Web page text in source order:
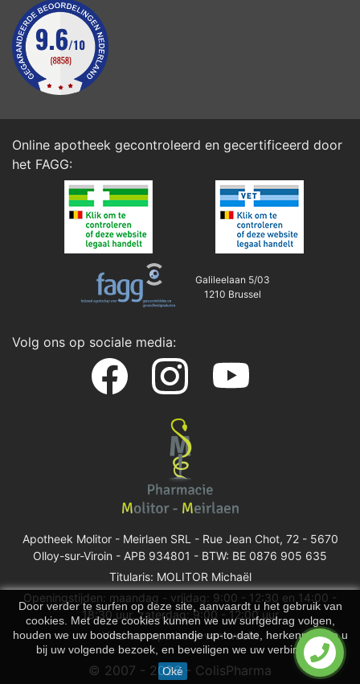
Door verder te surfen op deze site, aanvaardt u het gebruik van
cookies. Met deze cookies kunnen we uw surfgedrag volgen,
houden we uw boodschappenmandje up-to-date, herkennen we u
bij uw volgende bezoek, en beveiligen we uw verbinding.
Oké
Online apotheek gecontroleerd en gecertificeerd door
het FAGG:
Galileelaan 5/03
1210 Brussel
Volg ons op sociale media:
Apotheek Molitor - Meirlaen SRL - Rue Jean Chot, 72 - 5670
Olloy-sur-Viroin - APB 934801 - BTW: BE 0876 905 635
Titularis: MOLITOR Michaël
Openingstijden: maandag - vrijdag: 9:00 - 12:30 en 14:00 -
18:30 uur, zaterdag: 9:00 - 12:00 uur
Vind een apotheek van wacht
© 2007 - 2026 - ColisPharma